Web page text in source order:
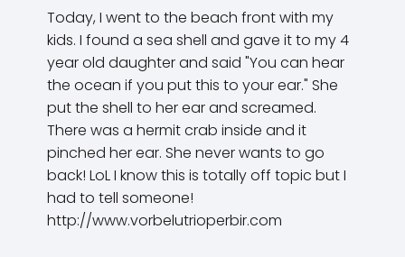
Today, I went to the beach front with my
kids. I found a sea shell and gave it to my 4
year old daughter and said "You can hear
the ocean if you put this to your ear." She
put the shell to her ear and screamed.
There was a hermit crab inside and it
pinched her ear. She never wants to go
back! LoL I know this is totally off topic but I
had to tell someone!
http://www.vorbelutrioperbir.com